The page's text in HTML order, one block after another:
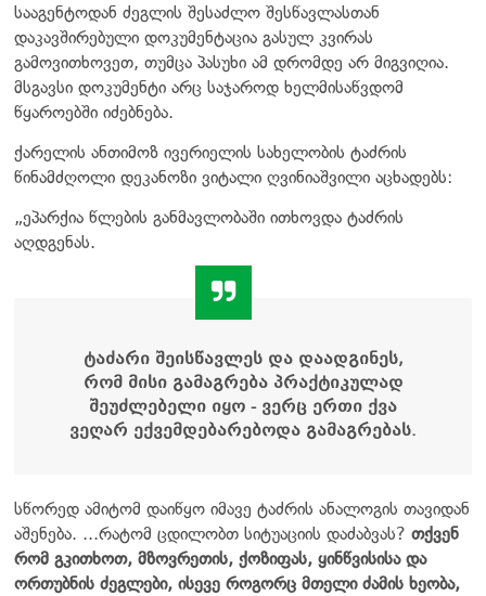
სააგენტოდან ძეგლის შესაძლო შესწავლასთან
დაკავშირებული დოკუმენტაცია გასულ კვირას
გამოვითხოვეთ, თუმცა პასუხი ამ დრომდე არ მიგვიღია.
მსგავსი დოკუმენტი არც საჯაროდ ხელმისაწვდომ
წყაროებში იძებნება.
ქარელის ანთიმოზ ივერიელის სახელობის ტაძრის
წინამძღოლი დეკანოზი ვიტალი ღვინიაშვილი აცხადებს:
„ეპარქია წლების განმავლობაში ითხოვდა ტაძრის
აღდგენას.
ტაძარი შეისწავლეს და დაადგინეს,
რომ მისი გამაგრება პრაქტიკულად
შეუძლებელი იყო - ვერც ერთი ქვა
ვეღარ ექვემდებარებოდა გამაგრებას.
სწორედ ამიტომ დაიწყო იმავე ტაძრის ანალოგის თავიდან
აშენება. ...რატომ ცდილობთ სიტუაციის დაძაბვას? თქვენ
რომ გკითხოთ, მზოვრეთის, ქოზიფას, ყინწვისისა და
ორთუბნის ძეგლები, ისევე როგორც მთელი ძამის ხეობა,